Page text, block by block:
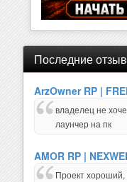
Последние
ArzOwner RP |
владелец не
лаунчер на пк
AMOR RP |
Проект